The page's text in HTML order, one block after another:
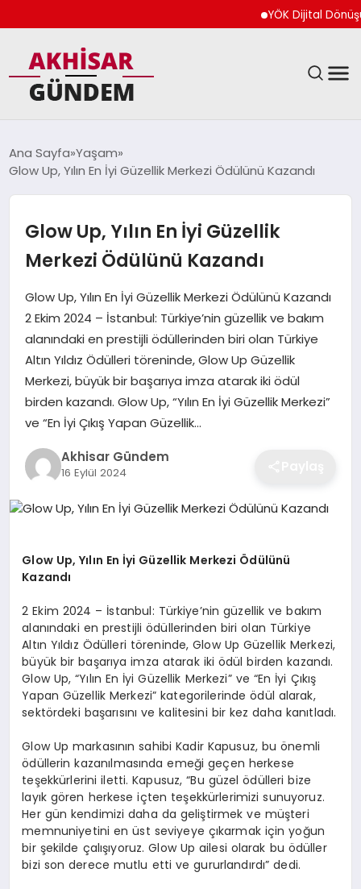
YÖK Dijital Dönüşüm
DÜNYA
EKONOMI
SPOR
TEKNOLOJI
YAŞAM
Ana Sayfa Yaşam
Glow Up, Yılın En İyi Güzellik Merkezi Ödülünü Kazandı
Glow Up, Yılın En İyi Güzellik
Merkezi Ödülünü Kazandı
Glow Up, Yılın En İyi Güzellik Merkezi Ödülünü Kazandı
2 Ekim 2024 – İstanbul: Türkiye’nin güzellik ve bakım
alanındaki en prestijli ödüllerinden biri olan Türkiye
Altın Yıldız Ödülleri töreninde, Glow Up Güzellik
Merkezi, büyük bir başarıya imza atarak iki ödül
birden kazandı. Glow Up, “Yılın En İyi Güzellik Merkezi”
ve “En İyi Çıkış Yapan Güzellik…
Akhisar Gündem
16 Eylül 2024
Glow Up, Yılın En İyi Güzellik Merkezi Ödülünü
Kazandı
2 Ekim 2024 – İstanbul: Türkiye’nin güzellik ve bakım
alanındaki en prestijli ödüllerinden biri olan Türkiye
Altın Yıldız Ödülleri töreninde, Glow Up Güzellik Merkezi,
büyük bir başarıya imza atarak iki ödül birden kazandı.
Glow Up, “Yılın En İyi Güzellik Merkezi” ve “En İyi Çıkış
Yapan Güzellik Merkezi” kategorilerinde ödül alarak,
sektördeki başarısını ve kalitesini bir kez daha kanıtladı.
Glow Up markasının sahibi Kadir Kapusuz, bu önemli
ödüllerin kazanılmasında emeği geçen herkese
teşekkürlerini iletti. Kapusuz, “Bu güzel ödülleri bize
layık gören herkese içten teşekkürlerimizi sunuyoruz.
Her gün kendimizi daha da geliştirmek ve müşteri
memnuniyetini en üst seviyeye çıkarmak için yoğun
bir şekilde çalışıyoruz. Glow Up ailesi olarak bu ödüller
bizi son derece mutlu etti ve gururlandırdı” dedi.